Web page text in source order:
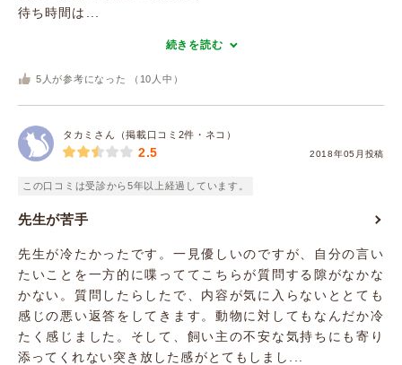
待ち時間は...
続きを読む
5 人が参考になった （ 10 人中）
タカミさん（掲載口コミ2件・ネコ）
2018年05月投稿
2.5
この口コミは受診から5年以上経過しています。
先生が苦手
先生が冷たかったです。一見優しいのですが、自分の言い
たいことを一方的に喋っててこちらが質問する隙がなかな
かない。質問したらしたで、内容が気に入らないととても
感じの悪い返答をしてきます。動物に対してもなんだか冷
たく感じました。そして、飼い主の不安な気持ちにも寄り
添ってくれない突き放した感がとてもしまし...